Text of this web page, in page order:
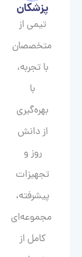
پزشکان
تیمی از
متخصصان
با تجربه،
با
بهره‌گیری
از دانش
روز و
تجهیزات
پیشرفته،
مجموعه‌ای
کامل از